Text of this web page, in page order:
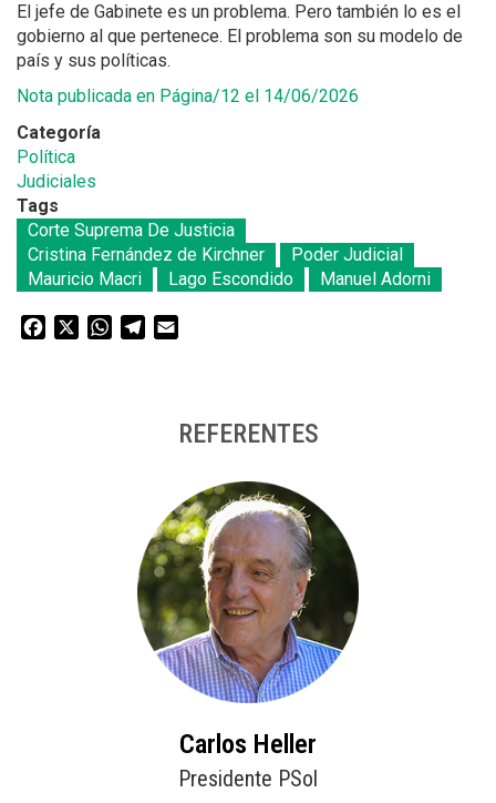
El jefe de Gabinete es un problema. Pero también lo es el
gobierno al que pertenece. El problema son su modelo de
país y sus políticas.
Nota publicada en Página/12 el 14/06/2026
Categoría
Política
Judiciales
Tags
Corte Suprema De Justicia
Cristina Fernández de Kirchner
Poder Judicial
Mauricio Macri
Lago Escondido Manuel Adorni
Facebook WhatsAppTelegram
REFERENTES
Carlos Heller
Presidente PSol